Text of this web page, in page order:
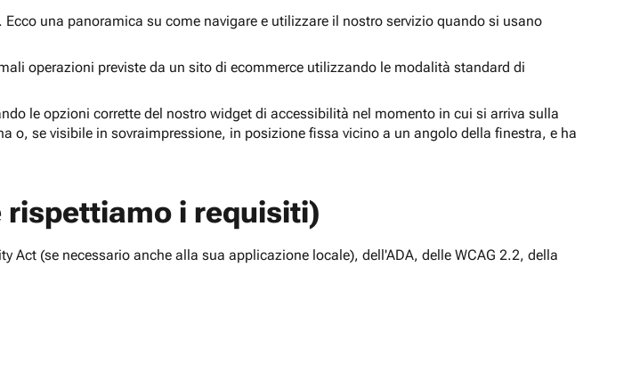
una panoramica su come navigare e utilizzare il nostro servizio quando si usano
operazioni previste da un sito di ecommerce utilizzando le modalità standard di
le opzioni corrette del nostro widget di accessibilità nel momento in cui si arriva sulla
se visibile in sovraimpressione, in posizione fissa vicino a un angolo della finestra, e ha
rispettiamo i requisiti)
Act (se necessario anche alla sua applicazione locale), dell'ADA, delle WCAG 2.2, della